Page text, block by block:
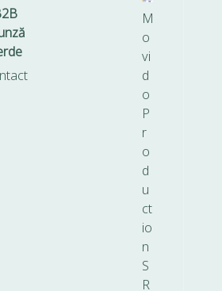
M
o
vi
d
o
P
r
o
d
u
ct
io
n
S
R